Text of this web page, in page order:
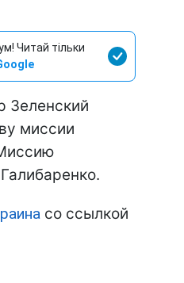
Читай тільки
Зеленский
миссии
со ссылкой